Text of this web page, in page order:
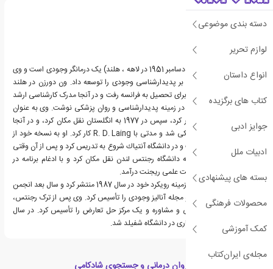
دسته بندی موضوعی
لوازم تحریر
انواع داستان
کتاب های برگزیده
جوایز ادبی
ادبیات ملل
بسته های پیشنهادی
محصولات فرهنگی
کمک آموزشی
مجله‌ی ایران‌کتاب
امی ون دورذن (متولد 13 دسامبر 1951 در لاهه ، هلند) یک درمانگر وجودی است و وی
یک درمان فلسفی مبتنی بر پدیدارشناسی وجودی را توسعه داد. ون دورزن در هلند
متولد و بزرگ شد، سپس برای تحصیل به فرانسه رفت و در آنجا مدرک کارشناسی ارشد
گرفت و پایان نامه خود را در زمینه پدیدارشناسی و روان پزشکی نوشت. وی به عنوان
روان درمانگر در فرانسه کار کرد، سپس در 1977 به انگلستان نقل مکان کرد، و در آنجا
درگیر فعالیت ضد روانپزشکی شد و مدتی با R. D. Laing کار کرد. او به نسخه خود از
درمان وجودی دست یافت و در دانشگاه آنتیاك شروع به تدریس كرد و پس از آن وقتی
كه برنامه به آنجا رفت، به دانشگاه رجنتس لندن نقل مکان كرد و با ادغام برنامه در
دانشكده، به عضویت هیئت علمی ریجنت درآمد.
وی اولین كتاب خود را در زمینه رویكرد خود در سال 1987 منتشر كرد و سال بعد انجمن
تحلیلی وجودی (SEA) و مجله آنالیز وجودی را تأسیس كرد. وی پس از ترک رجنتس،
مدرسه جدید روان درمانی و مشاوره و یک مرکز حل تعارض را تأسیس کرد. در سال
2005 وی یک استاد افتخاری در دانشگاه شفیلد شد.